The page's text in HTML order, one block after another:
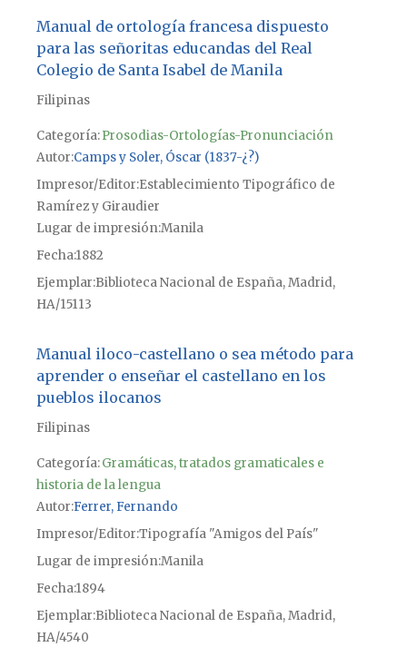
Manual de ortología francesa dispuesto
para las señoritas educandas del Real
Colegio de Santa Isabel de Manila
Filipinas
Categoría:Prosodias-Ortologías-Pronunciación
Autor Camps y Soler, Óscar (1837-¿?)
Impresor/Editor Establecimiento Tipográfico de
Ramírez y Giraudier
Lugar de impresiónManila
Fecha1882
Ejemplar Biblioteca Nacional de España, Madrid,
HA/15113
Manual iloco-castellano o sea método para
aprender o enseñar el castellano en los
pueblos ilocanos
Filipinas
Categoría:Gramáticas, tratados gramaticales e
historia de la lengua
Autor Ferrer, Fernando
Impresor/Editor Tipografía "Amigos del País"
Lugar de impresiónManila
Fecha1894
Ejemplar Biblioteca Nacional de España, Madrid,
HA/4540